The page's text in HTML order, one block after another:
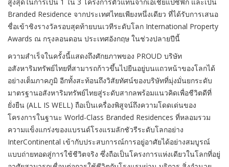
สูงสุดในการเป็น 1 ใน 3 โครงการตัวแทนจากเอเชียแปซิฟิก และเป็น
Branded Residence จากประเทศไทยเพียงหนึ่งเดียว ที่ได้รับการเสนอ
ชื่อเข้าชิงรางวัลรอบสุดท้ายบนเวทีระดับโลก International Property
Awards ณ กรุงลอนดอน ประเทศอังกฤษ ในช่วงปลายปีนี้
ความสำเร็จในครั้งนี้แสดงถึงศักยภาพของ PROUD บริษัท
อสังหาริมทรัพย์ไทยที่สามารถก้าวขึ้นไปยืนอยู่บนแถวหน้าของโลกได้
อย่างเต็มภาคภูมิ อีกทั้งสะท้อนถึงวิสัยทัศน์ของบริษัทที่มุ่งมั่นยกระดับ
มาตรฐานอสังหาริมทรัพย์ไทยสู่ระดับสากลพร้อมแนวคิดเพื่อชีวิตดีที่
ยั่งยืน (ALL IS WELL) ถือเป็นเครื่องพิสูจน์ถึงความโดดเด่นของ
โครงการในฐานะ World-Class Branded Residences ที่หลอมรวม
ความแข็งแกร่งของแบรนด์โรงแรมลักชัวรีระดับโลกอย่าง
InterContinental เข้ากับประสบการณ์การอยู่อาศัยได้อย่างสมบูรณ์
แบบถ่ายทอดสู่การใช้ชีวิตจริง ซึ่งถือเป็นโครงการแห่งเดียวในโลกที่อยู่